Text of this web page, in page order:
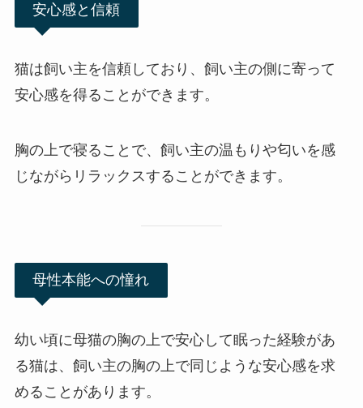
安心感と信頼
猫は飼い主を信頼しており、飼い主の側に寄って
安心感を得ることができます。
胸の上で寝ることで、飼い主の温もりや匂いを感
じながらリラックスすることができます。
母性本能への憧れ
幼い頃に母猫の胸の上で安心して眠った経験があ
る猫は、飼い主の胸の上で同じような安心感を求
めることがあります。